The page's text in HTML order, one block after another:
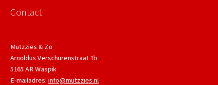
Contact
Mutzzies & Zo
Arnoldus Verschurenstraat 1b
5165 AR Waspik
E-mailadres: info@mutzzies.nl